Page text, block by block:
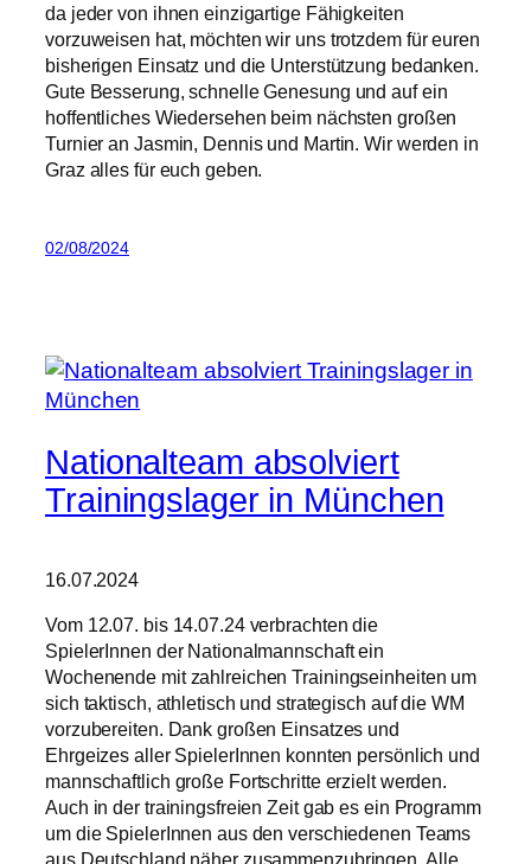
da jeder von ihnen einzigartige Fähigkeiten
vorzuweisen hat, möchten wir uns trotzdem für euren
bisherigen Einsatz und die Unterstützung bedanken.
Gute Besserung, schnelle Genesung und auf ein
hoffentliches Wiedersehen beim nächsten großen
Turnier an Jasmin, Dennis und Martin. Wir werden in
Graz alles für euch geben.
02/08/2024
Nationalteam absolviert
Trainingslager in München
16.07.2024
Vom 12.07. bis 14.07.24 verbrachten die
SpielerInnen der Nationalmannschaft ein
Wochenende mit zahlreichen Trainingseinheiten um
sich taktisch, athletisch und strategisch auf die WM
vorzubereiten. Dank großen Einsatzes und
Ehrgeizes aller SpielerInnen konnten persönlich und
mannschaftlich große Fortschritte erzielt werden.
Auch in der trainingsfreien Zeit gab es ein Programm
um die SpielerInnen aus den verschiedenen Teams
aus Deutschland näher zusammenzubringen. Alle